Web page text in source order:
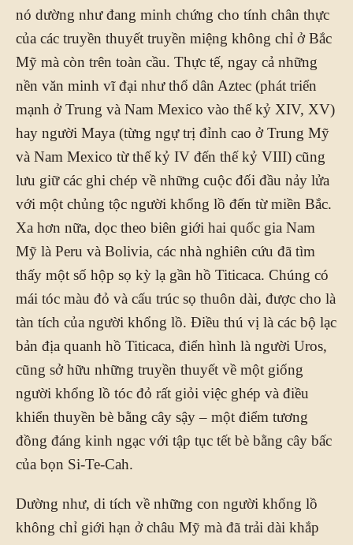
nó dường như đang minh chứng cho tính chân thực
của các truyền thuyết truyền miệng không chỉ ở Bắc
Mỹ mà còn trên toàn cầu. Thực tế, ngay cả những
nền văn minh vĩ đại như thổ dân Aztec (phát triển
mạnh ở Trung và Nam Mexico vào thế kỷ XIV, XV)
hay người Maya (từng ngự trị đỉnh cao ở Trung Mỹ
và Nam Mexico từ thế kỷ IV đến thế kỷ VIII) cũng
lưu giữ các ghi chép về những cuộc đối đầu nảy lửa
với một chủng tộc người khổng lồ đến từ miền Bắc.
Xa hơn nữa, dọc theo biên giới hai quốc gia Nam
Mỹ là Peru và Bolivia, các nhà nghiên cứu đã tìm
thấy một số hộp sọ kỳ lạ gần hồ Titicaca. Chúng có
mái tóc màu đỏ và cấu trúc sọ thuôn dài, được cho là
tàn tích của người khổng lồ. Điều thú vị là các bộ lạc
bản địa quanh hồ Titicaca, điển hình là người Uros,
cũng sở hữu những truyền thuyết về một giống
người khổng lồ tóc đỏ rất giỏi việc ghép và điều
khiển thuyền bè bằng cây sậy – một điểm tương
đồng đáng kinh ngạc với tập tục tết bè bằng cây bấc
của bọn Si-Te-Cah.
Dường như, di tích về những con người khổng lồ
không chỉ giới hạn ở châu Mỹ mà đã trải dài khắp